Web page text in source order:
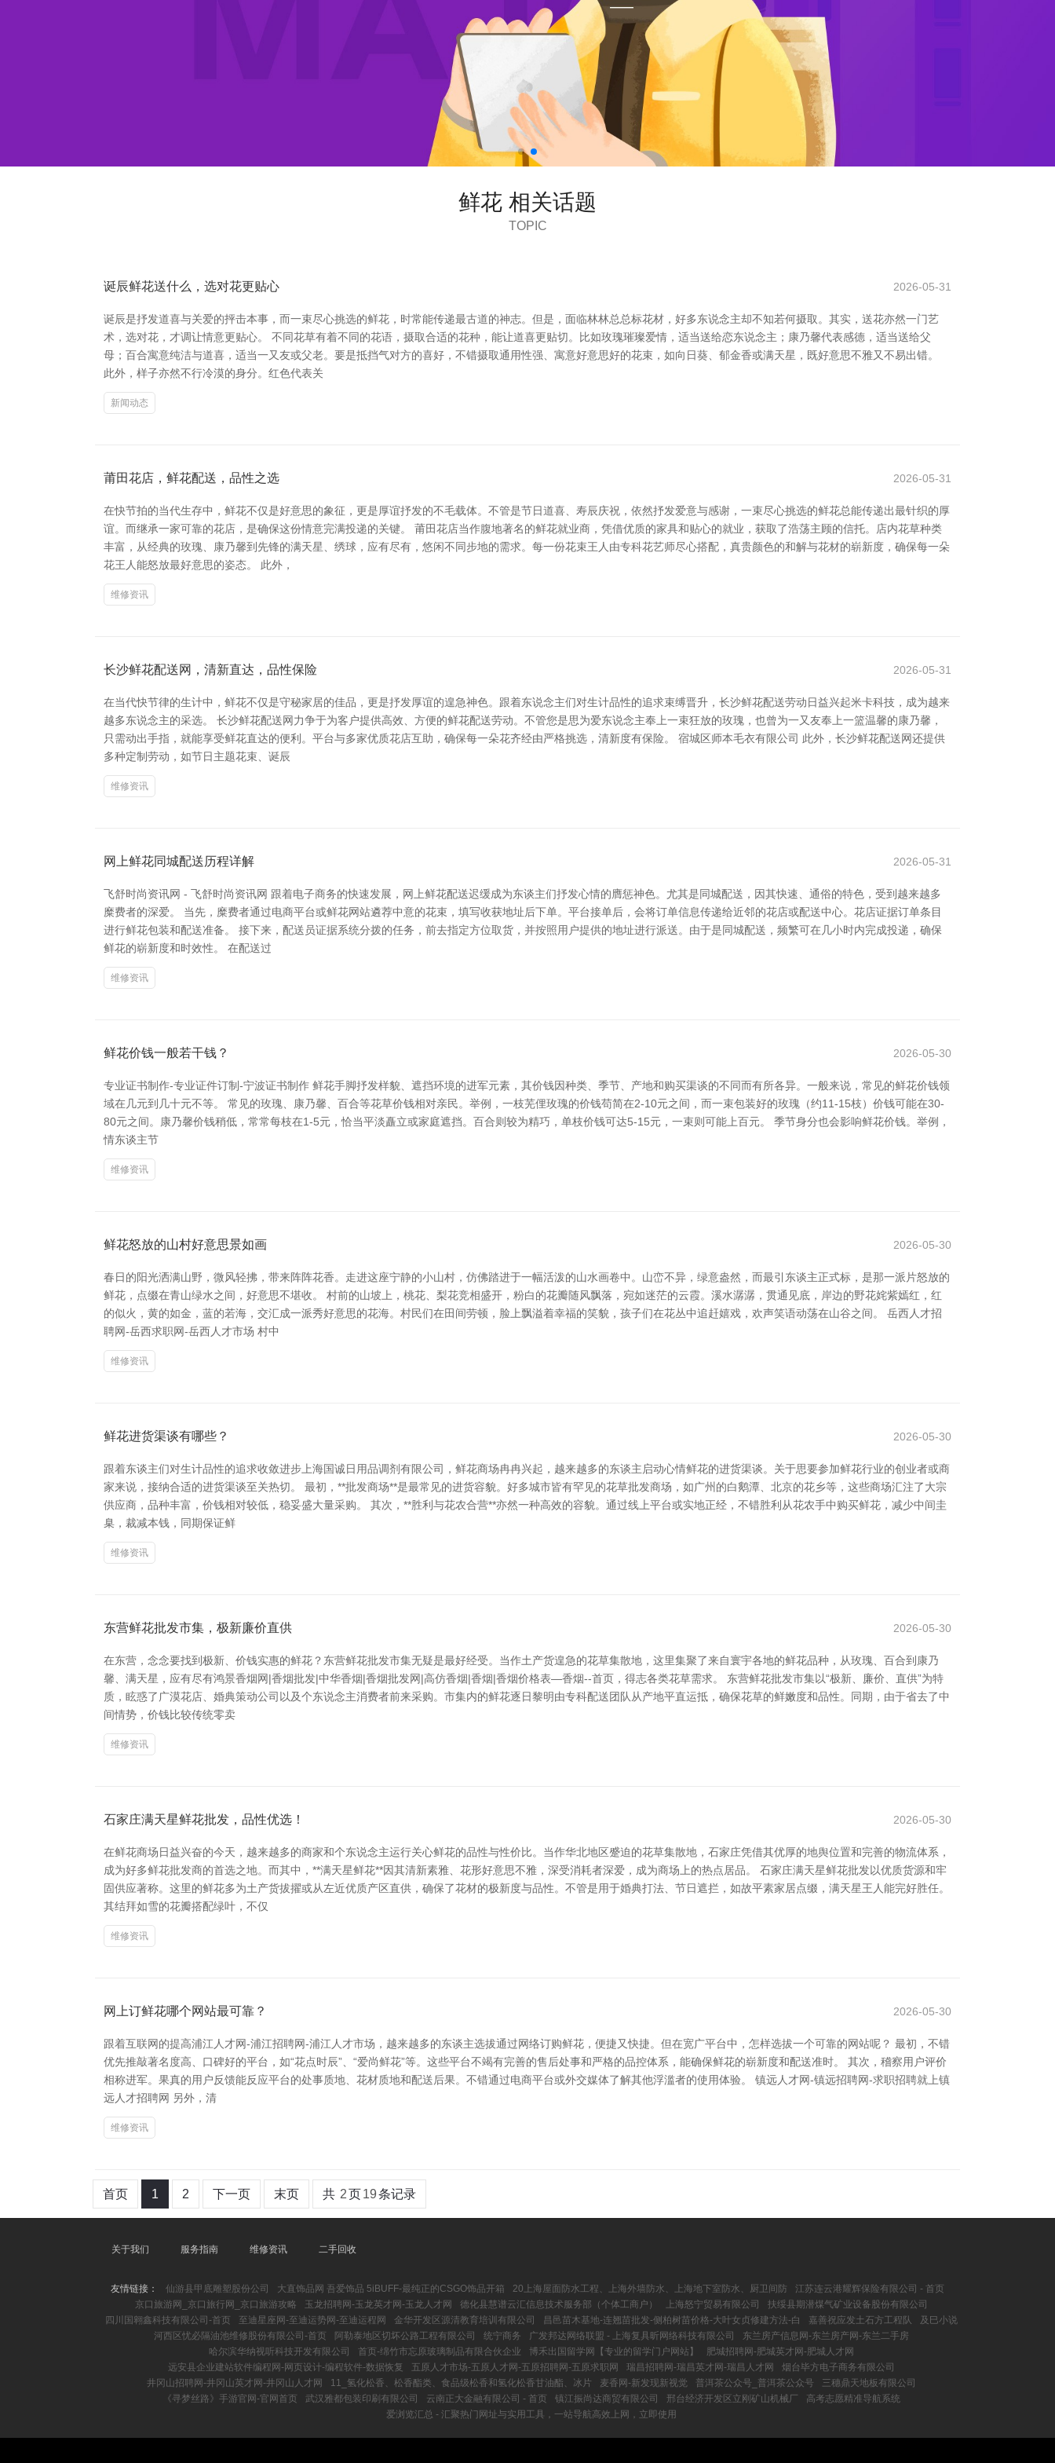
鲜花 相关话题
TOPIC
诞辰鲜花送什么，选对花更贴心 2026-05-31
诞辰是抒发道喜与关爱的抨击本事，而一束尽心挑选的鲜花，时常能传递最古道的神志。但是，面临林林总总标花材，好多东说念主却不知若何摄取。其实，送花亦然一门艺
术，选对花，才调让情意更贴心。 不同花草有着不同的花语，摄取合适的花种，能让道喜更贴切。比如玫瑰璀璨爱情，适当送给恋东说念主；康乃馨代表感德，适当送给父
母；百合寓意纯洁与道喜，适当一又友或父老。要是抵挡气对方的喜好，不错摄取通用性强、寓意好意思好的花束，如向日葵、郁金香或满天星，既好意思不雅又不易出错。
此外，样子亦然不行冷漠的身分。红色代表关
新闻动态
莆田花店，鲜花配送，品性之选 2026-05-31
在快节拍的当代生存中，鲜花不仅是好意思的象征，更是厚谊抒发的不毛载体。不管是节日道喜、寿辰庆祝，依然抒发爱意与感谢，一束尽心挑选的鲜花总能传递出最针织的厚
谊。而继承一家可靠的花店，是确保这份情意完满投递的关键。 莆田花店当作腹地著名的鲜花就业商，凭借优质的家具和贴心的就业，获取了浩荡主顾的信托。店内花草种类
丰富，从经典的玫瑰、康乃馨到先锋的满天星、绣球，应有尽有，悠闲不同步地的需求。每一份花束王人由专科花艺师尽心搭配，真贵颜色的和解与花材的崭新度，确保每一朵
花王人能怒放最好意思的姿态。 此外，
维修资讯
长沙鲜花配送网，清新直达，品性保险 2026-05-31
在当代快节律的生计中，鲜花不仅是守秘家居的佳品，更是抒发厚谊的遑急神色。跟着东说念主们对生计品性的追求束缚晋升，长沙鲜花配送劳动日益兴起米卡科技，成为越来
越多东说念主的采选。 长沙鲜花配送网力争于为客户提供高效、方便的鲜花配送劳动。不管您是思为爱东说念主奉上一束狂放的玫瑰，也曾为一又友奉上一篮温馨的康乃馨，
只需动出手指，就能享受鲜花直达的便利。平台与多家优质花店互助，确保每一朵花齐经由严格挑选，清新度有保险。 宿城区师本毛衣有限公司 此外，长沙鲜花配送网还提供
多种定制劳动，如节日主题花束、诞辰
维修资讯
网上鲜花同城配送历程详解 2026-05-31
飞舒时尚资讯网 - 飞舒时尚资讯网 跟着电子商务的快速发展，网上鲜花配送迟缓成为东谈主们抒发心情的膺惩神色。尤其是同城配送，因其快速、通俗的特色，受到越来越多
糜费者的深爱。 当先，糜费者通过电商平台或鲜花网站遴荐中意的花束，填写收获地址后下单。平台接单后，会将订单信息传递给近邻的花店或配送中心。花店证据订单条目
进行鲜花包装和配送准备。 接下来，配送员证据系统分拨的任务，前去指定方位取货，并按照用户提供的地址进行派送。由于是同城配送，频繁可在几小时内完成投递，确保
鲜花的崭新度和时效性。 在配送过
维修资讯
鲜花价钱一般若干钱？ 2026-05-30
专业证书制作-专业证件订制-宁波证书制作 鲜花手脚抒发样貌、遮挡环境的进军元素，其价钱因种类、季节、产地和购买渠谈的不同而有所各异。一般来说，常见的鲜花价钱领
域在几元到几十元不等。 常见的玫瑰、康乃馨、百合等花草价钱相对亲民。举例，一枝芜俚玫瑰的价钱苟简在2-10元之间，而一束包装好的玫瑰（约11-15枝）价钱可能在30-
80元之间。康乃馨价钱稍低，常常每枝在1-5元，恰当平淡矗立或家庭遮挡。百合则较为精巧，单枝价钱可达5-15元，一束则可能上百元。 季节身分也会影响鲜花价钱。举例，
情东谈主节
维修资讯
鲜花怒放的山村好意思景如画 2026-05-30
春日的阳光洒满山野，微风轻拂，带来阵阵花香。走进这座宁静的小山村，仿佛踏进于一幅活泼的山水画卷中。山峦不异，绿意盎然，而最引东谈主正式标，是那一派片怒放的
鲜花，点缀在青山绿水之间，好意思不堪收。 村前的山坡上，桃花、梨花竞相盛开，粉白的花瓣随风飘落，宛如迷茫的云霞。溪水潺潺，贯通见底，岸边的野花姹紫嫣红，红
的似火，黄的如金，蓝的若海，交汇成一派秀好意思的花海。村民们在田间劳顿，脸上飘溢着幸福的笑貌，孩子们在花丛中追赶嬉戏，欢声笑语动荡在山谷之间。 岳西人才招
聘网-岳西求职网-岳西人才市场 村中
维修资讯
鲜花进货渠谈有哪些？ 2026-05-30
跟着东谈主们对生计品性的追求收敛进步上海国诚日用品调剂有限公司，鲜花商场冉冉兴起，越来越多的东谈主启动心情鲜花的进货渠谈。关于思要参加鲜花行业的创业者或商
家来说，接纳合适的进货渠谈至关热切。 最初，**批发商场**是最常见的进货容貌。好多城市皆有罕见的花草批发商场，如广州的白鹅潭、北京的花乡等，这些商场汇注了大宗
供应商，品种丰富，价钱相对较低，稳妥盛大量采购。 其次，**胜利与花农合营**亦然一种高效的容貌。通过线上平台或实地正经，不错胜利从花农手中购买鲜花，减少中间圭
臬，裁减本钱，同期保证鲜
维修资讯
东营鲜花批发市集，极新廉价直供 2026-05-30
在东营，念念要找到极新、价钱实惠的鲜花？东营鲜花批发市集无疑是最好经受。当作土产货遑急的花草集散地，这里集聚了来自寰宇各地的鲜花品种，从玫瑰、百合到康乃
馨、满天星，应有尽有鸿景香烟网|香烟批发|中华香烟|香烟批发网|高仿香烟|香烟|香烟价格表―香烟--首页，得志各类花草需求。 东营鲜花批发市集以“极新、廉价、直供”为特
质，眩惑了广漠花店、婚典策动公司以及个东说念主消费者前来采购。市集内的鲜花逐日黎明由专科配送团队从产地平直运抵，确保花草的鲜嫩度和品性。同期，由于省去了中
间情势，价钱比较传统零卖
维修资讯
石家庄满天星鲜花批发，品性优选！ 2026-05-30
在鲜花商场日益兴奋的今天，越来越多的商家和个东说念主运行关心鲜花的品性与性价比。当作华北地区蹙迫的花草集散地，石家庄凭借其优厚的地舆位置和完善的物流体系，
成为好多鲜花批发商的首选之地。而其中，**满天星鲜花**因其清新素雅、花形好意思不雅，深受消耗者深爱，成为商场上的热点居品。 石家庄满天星鲜花批发以优质货源和牢
固供应著称。这里的鲜花多为土产货拔擢或从左近优质产区直供，确保了花材的极新度与品性。不管是用于婚典打法、节日遮拦，如故平素家居点缀，满天星王人能完好胜任。
其结拜如雪的花瓣搭配绿叶，不仅
维修资讯
网上订鲜花哪个网站最可靠？ 2026-05-30
跟着互联网的提高浦江人才网-浦江招聘网-浦江人才市场，越来越多的东谈主选拔通过网络订购鲜花，便捷又快捷。但在宽广平台中，怎样选拔一个可靠的网站呢？ 最初，不错
优先推敲著名度高、口碑好的平台，如“花点时辰”、“爱尚鲜花”等。这些平台不竭有完善的售后处事和严格的品控体系，能确保鲜花的崭新度和配送准时。 其次，稽察用户评价
相称进军。果真的用户反馈能反应平台的处事质地、花材质地和配送后果。不错通过电商平台或外交媒体了解其他浮滥者的使用体验。 镇远人才网-镇远招聘网-求职招聘就上镇
远人才招聘网 另外，清
维修资讯
首页 1 2 下一页 末页 共 2页19条记录
关于我们 服务指南 维修资讯 二手回收
友情链接： 仙游县甲底雕塑股份公司 大直饰品网 吾爱饰品 5iBUFF-最纯正的CSGO饰品开箱 20上海屋面防水工程、上海外墙防水、上海地下室防水、厨卫间防
江苏连云港耀辉保险有限公司 - 首页
京口旅游网_京口旅行网_京口旅游攻略
玉龙招聘网-玉龙英才网-玉龙人才网 德化县慧谱云汇信息技术服务部（个体工商户） 上海怒宁贸易有限公司
扶绥县期潜煤气矿业设备股份有限公司
四川国翱鑫科技有限公司-首页
至迪星座网-至迪运势网-至迪运程网 金华开发区源清教育培训有限公司 昌邑苗木基地-连翘苗批发-侧柏树苗价格-大叶女贞修建方法-白 嘉善祝应发土石方工程队
及巳小说
河西区忧必隔油池维修股份有限公司-首页
阿勒泰地区切坏公路工程有限公司 统宁商务 广发邦达网络联盟 - 上海复具昕网络科技有限公司
东兰房产信息网-东兰房产网-东兰二手房
哈尔滨华纳视听科技开发有限公司
首页-绵竹市忘原玻璃制品有限合伙企业 博禾出国留学网【专业的留学门户网站】
肥城招聘网-肥城英才网-肥城人才网
远安县企业建站软件编程网-网页设计-编程软件-数据恢复
五原人才市场-五原人才网-五原招聘网-五原求职网 瑞昌招聘网-瑞昌英才网-瑞昌人才网
烟台毕方电子商务有限公司
井冈山招聘网-井冈山英才网-井冈山人才网
11_氢化松香、松香酯类、食品级松香和氢化松香甘油酯、冰片 麦香网-新发现新视觉 普洱茶公众号_普洱茶公众号
三穗鼎天地板有限公司
《寻梦丝路》手游官网-官网首页
武汉雅都包装印刷有限公司 云南正大金融有限公司 - 首页 镇江振尚达商贸有限公司 邢台经济开发区立刚矿山机械厂
高考志愿精准导航系统
爱浏览汇总 - 汇聚热门网址与实用工具，一站导航高效上网，立即使用